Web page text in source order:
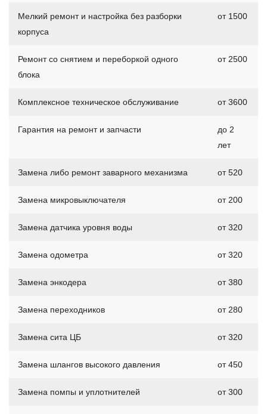
Мелкий ремонт и настройка без разборки
корпуса
от 1500
Ремонт со снятием и переборкой одного
блока
от 2500
Комплексное техническое обслуживание от 3600
Гарантия на ремонт и запчасти
до 2
лет
Замена либо ремонт заварного механизма от 520
Замена микровыключателя от 200
Замена датчика уровня воды от 320
Замена одометра от 320
Замена энкодера от 380
Замена переходников от 280
Замена сита ЦБ от 320
Замена шлангов высокого давления от 450
Замена помпы и уплотнителей от 300